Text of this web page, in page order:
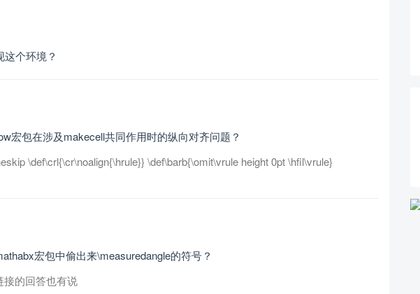
个环境？
宏包在涉及makecell共同作用时的纵向对齐问题？
\def\crl{\cr\noalign{\hrule}} \def\barb{\omit\vrule height 0pt \hfil\vrule}
宏包中偷出来\measuredangle的符号？
接的回答也有说